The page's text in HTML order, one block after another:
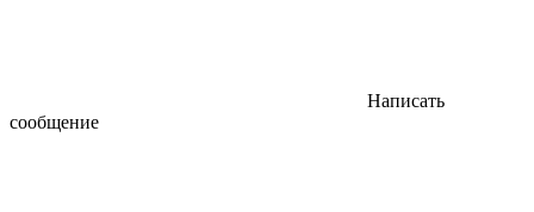
Написать
сообщение